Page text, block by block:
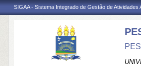
SIGAA - Sistema Integrado de Gestão de Atividades